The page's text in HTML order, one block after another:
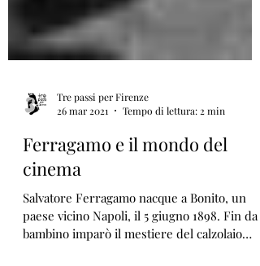
Tre passi per Firenze
26 mar 2021
Tempo di lettura: 2 min
Ferragamo e il mondo del
cinema
Salvatore Ferragamo nacque a Bonito, un